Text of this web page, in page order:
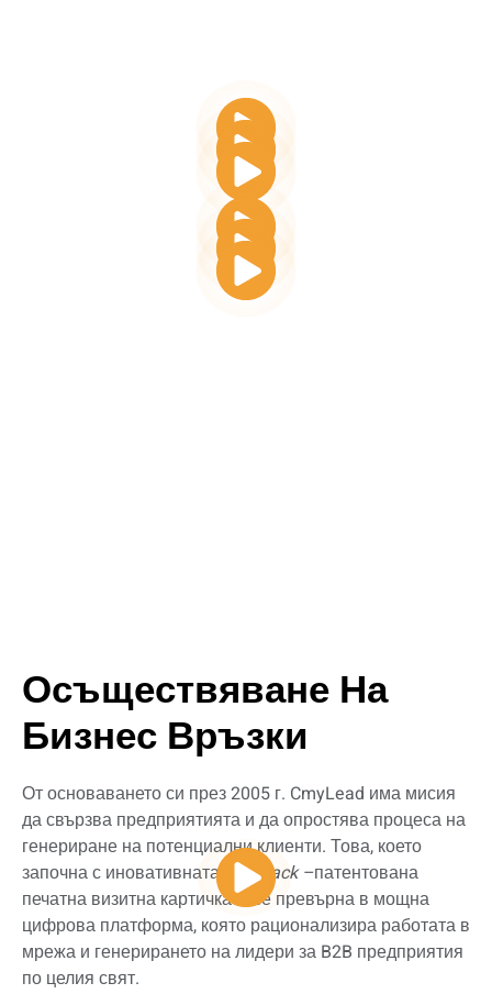
Осъществяване На
Бизнес Връзки
От основаването си през 2005 г. CmyLead има мисия
да свързва предприятията и да опростява процеса на
генериране на потенциални клиенти. Това, което
започна с иновативната Cardpack –патентована
печатна визитна картичка – се превърна в мощна
цифрова платформа, която рационализира работата в
мрежа и генерирането на лидери за B2B предприятия
по целия свят.